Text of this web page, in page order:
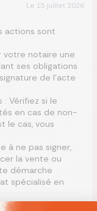
Le 15 juillet 2026
actions sont
votre notaire une
ses obligations
de l’acte
Vérifiez si le
en cas de non-
le cas, vous
à ne pas signer,
la vente ou
démarche
spécialisé en